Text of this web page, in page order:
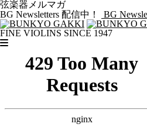
弦楽器メルマガ
BG Newsletters 配信中！
BG
FINE VIOLINS SINCE 1947